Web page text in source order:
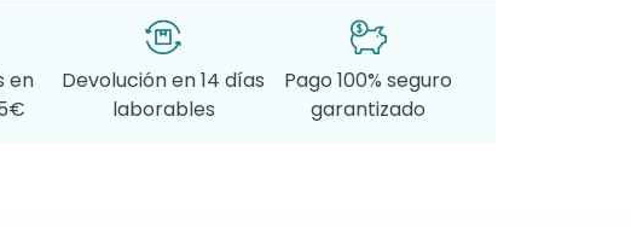
en
Devolución en 14 días
laborables
Pago 100% seguro
garantizado